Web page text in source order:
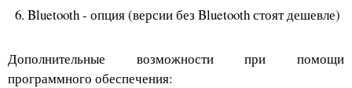
Bluetooth - опция (версии без Bluetooth стоят дешевле)
Дополнительные возможности при помощи
программного обеспечения: